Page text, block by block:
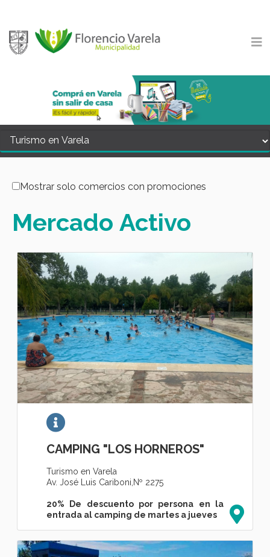
Mostrar solo comercios con promociones
Mercado Activo
CAMPING "LOS HORNEROS"
Turismo en Varela
Av. José Luis Cariboni,Nº 2275
20% De descuento por persona en la
entrada al camping de martes a jueves